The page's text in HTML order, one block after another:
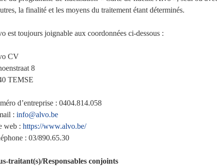
la finalité et les moyens du traitement étant déterminés.
est toujours joignable aux coordonnées ci-dessous :
CV
8
TEMSE
d’entreprise : 0404.814.058
: info@alvo.be
web : https://www.alvo.be/
: 03/890.65.30
traitant(s)/Responsables conjoints